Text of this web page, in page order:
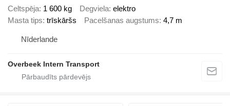
Celtspēja 1 600 kg Degviela elektro
Masta tips trīskāršs Pacelšanas augstums 4,7 m
Nīderlande
Overbeek Intern Transport